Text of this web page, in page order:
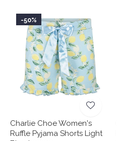
-50%
Charlie Choe Women's
Ruffle Pyjama Shorts Light